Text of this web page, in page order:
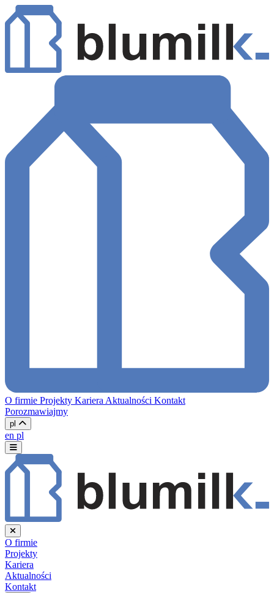
O firmie Projekty Kariera Aktualności Kontakt
Porozmawiajmy
pl
en pl
O firmie
Projekty
Kariera
Aktualności
Kontakt